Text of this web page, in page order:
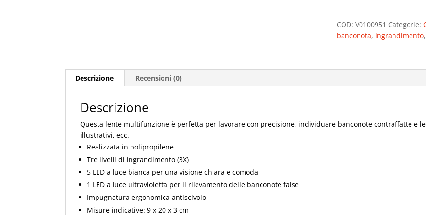
COD: V0100951 Categorie:
banconota, ingrandimento,
Descrizione Recensioni (0)
Descrizione
Questa lente multifunzione è perfetta per lavorare con precisione, individuare banconote contraffatte e
illustrativi, ecc.
Realizzata in polipropilene
Tre livelli di ingrandimento (3X)
5 LED a luce bianca per una visione chiara e comoda
1 LED a luce ultravioletta per il rilevamento delle banconote false
Impugnatura ergonomica antiscivolo
Misure indicative: 9 x 20 x 3 cm